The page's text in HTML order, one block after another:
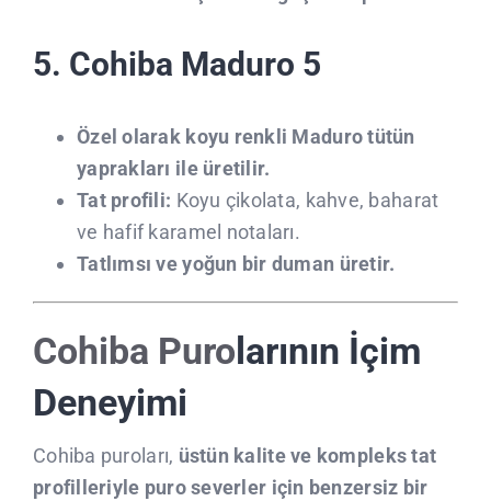
5. Cohiba Maduro 5
Özel olarak koyu renkli Maduro tütün
yaprakları ile üretilir.
Tat profili: Koyu çikolata, kahve, baharat
ve hafif karamel notaları.
Tatlımsı ve yoğun bir duman üretir.
Cohiba Puro larının İçim
Deneyimi
Cohiba puroları, üstün kalite ve kompleks tat
profilleriyle puro severler için benzersiz bir